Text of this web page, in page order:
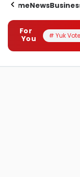
HomeNews
For
You
# Yuk Vote